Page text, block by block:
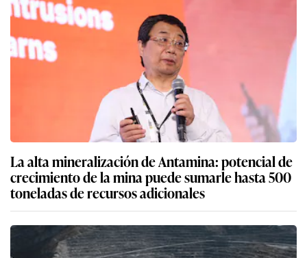
La alta mineralización de Antamina: potencial de
crecimiento de la mina puede sumarle hasta 500
toneladas de recursos adicionales